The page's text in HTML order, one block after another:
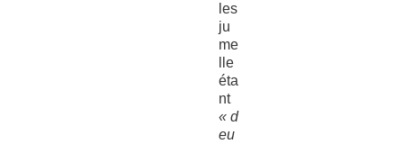
les
ju
me
lle
éta
nt
« d
eu